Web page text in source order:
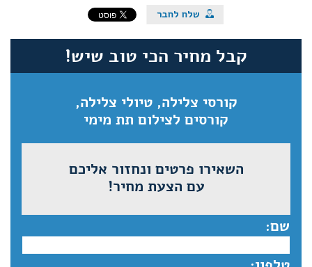
קבל מחיר הכי טוב שיש!
קורסי צלילה, טיולי צלילה,
קורסים לצילום תת מימי
השאירו פרטים ונחזור אליכם
עם הצעת מחיר!
שם: